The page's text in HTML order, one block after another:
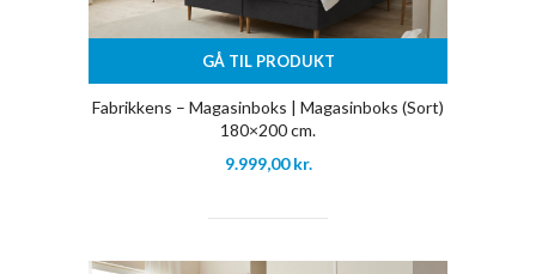
GÅ TIL PRODUKT
Fabrikkens – Magasinboks | Magasinboks (Sort)
180×200 cm.
9.999,00kr.